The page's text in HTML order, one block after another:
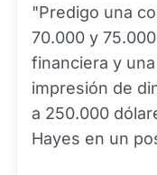
"Predigo una
70.000 y
financiera y
impresión de
a 250.000
Hayes en un